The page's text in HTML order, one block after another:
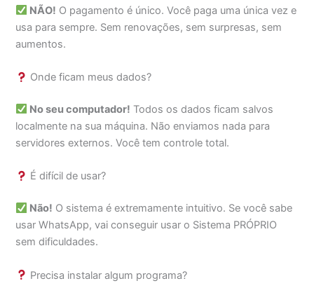
NÃO! O pagamento é único. Você paga uma única vez e
usa para sempre. Sem renovações, sem surpresas, sem
aumentos.
Onde ficam meus dados?
No seu computador! Todos os dados ficam salvos
localmente na sua máquina. Não enviamos nada para
servidores externos. Você tem controle total.
É difícil de usar?
Não! O sistema é extremamente intuitivo. Se você sabe
usar WhatsApp, vai conseguir usar o Sistema PRÓPRIO
sem dificuldades.
Precisa instalar algum programa?